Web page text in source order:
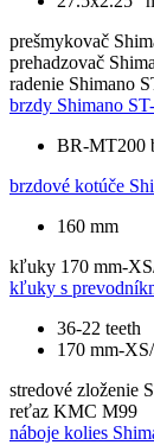
prešmykovač
prehadzovač
radenie Shimano
brzdy Shimano
BR-MT200
brzdové kotúče
160 mm
kľuky 170 mm-
kľuky s
36-22 teeth
170 mm-
stredové zloženie
reťaz KMC M99
náboje kolies